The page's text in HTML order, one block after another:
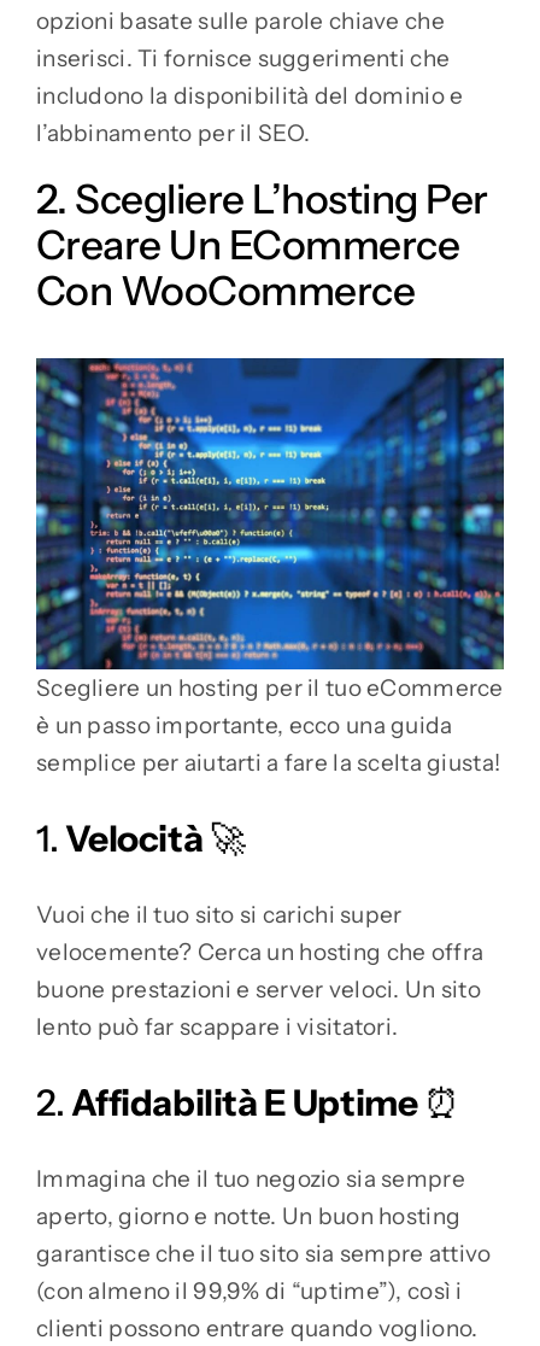
opzioni basate sulle parole chiave che
inserisci. Ti fornisce suggerimenti che
includono la disponibilità del dominio e
l’abbinamento per il SEO.
2. Scegliere L’hosting Per
Creare Un ECommerce
Con WooCommerce
Scegliere un hosting per il tuo eCommerce
è un passo importante, ecco una guida
semplice per aiutarti a fare la scelta giusta!
1.Velocità🚀
Vuoi che il tuo sito si carichi super
velocemente? Cerca un hosting che offra
buone prestazioni e server veloci. Un sito
lento può far scappare i visitatori.
2. Affidabilità E Uptime⏰
Immagina che il tuo negozio sia sempre
aperto, giorno e notte. Un buon hosting
garantisce che il tuo sito sia sempre attivo
(con almeno il 99,9% di “uptime”), così i
clienti possono entrare quando vogliono.